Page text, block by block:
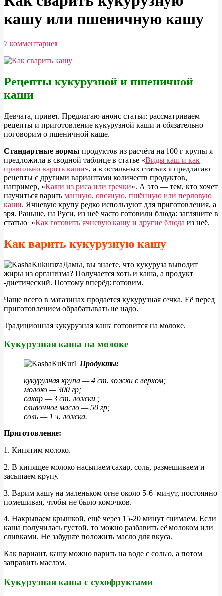
кашу или пшеничную кашу
7 комментариев
сварить
кукурузную
кашу
или
пшеничную
кашу
Рецепты кукурузной и пшеничной
каши
Девчата, привет. Предлагаю анонс статьи: рассматриваем
рецепты и приготовление кукурузной каши и обязательно
поговорим о пшеничной каше.
Стандартные нормы продуктов из расчёта на 100 г крупы я
предложила в сводной таблице в статье «Виды каш и как
правильно варить каши», а в остальных статьях я предлагаю
рецепты с другими вариантами количеств продуктов,
например, «Каши из риса или гречки«. А это — тем, кто хочет
научиться варить манную, овсяную, пшённую или перловую
каши. Ячневую крупу редко используют для приготовления, а
зря. Раньше, на Руси, из неё часто готовили блюда: загляните в
статью «Как готовить ячневую кашу и другие блюда из неё.
Как варить кукурузную кашу
Дамы, вы знаете, что кукуруза выводит
жиры из организма? Получается хоть и каша, а продукт
-диетический. Поэтому вперёд: готовим.
Чаще всего в магазинах продается кукурузная сечка. Её перед
приготовлением обрабатывать не надо.
Традиционная кукурузная каша готовится на молоке.
Кукурузная каша на молоке
Продукты:
кукурузная крупа — 4 ст. ложки с верхом;
молоко — 300 гр;
сахар — 3 ст. ложки ;
сливочное масло — 50 гр;
соль — 1 ч. ложка.
Приготовление:
1. Кипятим молоко.
2. В кипящее молоко насыпаем сахар, соль, размешиваем и
засыпаем крупу.
3. Варим кашу на маленьком огне около 5-6 минут, постоянно
помешивая, чтобы не было комочков.
4. Накрываем крышкой, ещё через 15-20 минут снимаем. Если
каша получилась густой, то можно разбавить её молоком или
сливками. Не забудьте положить масло для вкуса.
Как вариант, кашу можно варить на воде с солью, а потом
заправить маслом.
Кукурузная каша с сухофруктами